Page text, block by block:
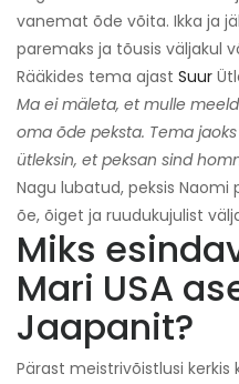
vanemat õde võita. Ikka ja
paremaks ja tõusis väljakul
Rääkides tema ajast Suur
Ma ei mäleta, et mulle
oma õde peksta. Tema
ütleksin, et peksan sind
Nagu lubatud, peksis Naomi
õe, õiget ja ruudukujulist
Miks
Mari USA
Jaapanit?
Pärast meistrivõistlusi